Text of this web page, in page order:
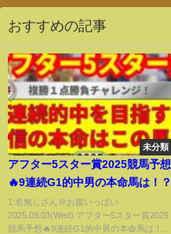
おすすめの記事
未分類
アフター5スター賞2025競馬予想
🔥9連続G1的中男の本命馬は！？
1:名無しさん＠お腹いっぱい
2025.09.03(Wed) アフター5スター賞2025
競馬予想🔥9連続G1的中男の本命馬は！...